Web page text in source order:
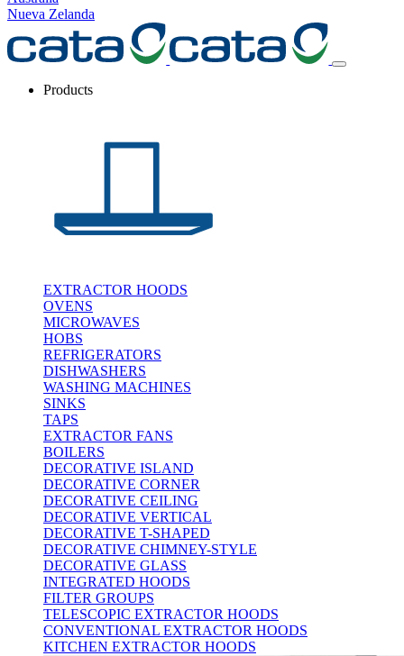
Nueva Zelanda
Products
EXTRACTOR HOODS
OVENS
MICROWAVES
HOBS
REFRIGERATORS
DISHWASHERS
WASHING MACHINES
SINKS
TAPS
EXTRACTOR FANS
BOILERS
DECORATIVE ISLAND
DECORATIVE CORNER
DECORATIVE CEILING
DECORATIVE VERTICAL
DECORATIVE T-SHAPED
DECORATIVE CHIMNEY-STYLE
DECORATIVE GLASS
INTEGRATED HOODS
FILTER GROUPS
TELESCOPIC EXTRACTOR HOODS
CONVENTIONAL EXTRACTOR HOODS
KITCHEN EXTRACTOR HOODS